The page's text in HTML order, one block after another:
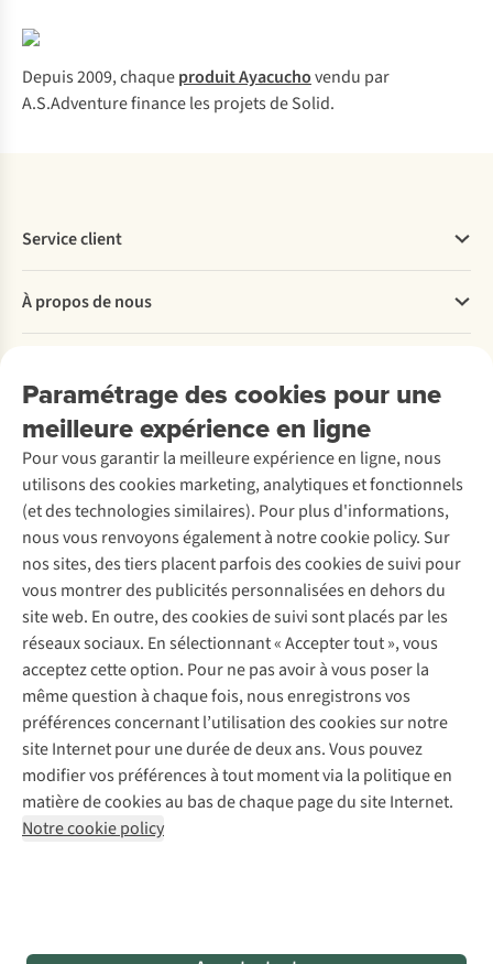
Depuis 2009, chaqueproduit Ayacuchovendu par
A.S.Adventure finance les projets de Solid.
Paramétrage des cookies pour une
meilleure expérience en ligne
Pour vous garantir la meilleure expérience en ligne, nous
utilisons des cookies marketing, analytiques et fonctionnels
(et des technologies similaires). Pour plus d'informations,
nous vous renvoyons également à notre cookie policy. Sur
nos sites, des tiers placent parfois des cookies de suivi pour
vous montrer des publicités personnalisées en dehors du
site web. En outre, des cookies de suivi sont placés par les
réseaux sociaux. En sélectionnant « Accepter tout », vous
acceptez cette option. Pour ne pas avoir à vous poser la
même question à chaque fois, nous enregistrons vos
préférences concernant l’utilisation des cookies sur notre
site Internet pour une durée de deux ans. Vous pouvez
modifier vos préférences à tout moment via la politique en
matière de cookies au bas de chaque page du site Internet.
Notre cookie policy
Service client
Commander
Payer
Retourner
Rétractation d'une commande
Entretien & réparations
Garantie
Contactez-nous
À propos de nous
Entreprise responsable
À propos d’Ayacucho
Nos magasins
À propos d’A.S.Adventure
Déclaration d'accessibilité
Location / Location sports d’hiver
Seconde-main
Entretien de ski
Service de lavage
Entretien de chaussures
Réparation de chaussures
Réparation de vêtements
Retouches
Pour les entreprises
Découvrez
A.S.Magazine
Explore Camp
Expertise & conseils
Abonnez-vous à la newsletter
Suivez-nous
Mentions légales
Politique de confidentialité
Conditions générales
Cookie Policy